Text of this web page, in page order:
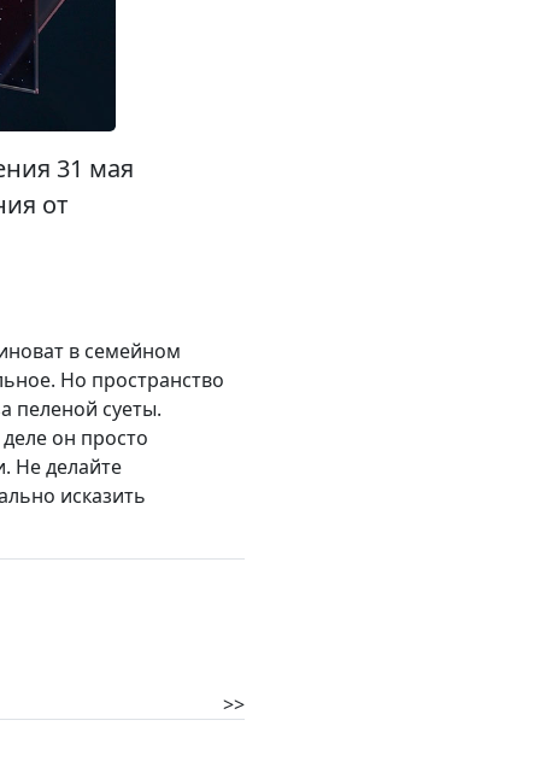
31 мая
от
в семейном
Но пространство
пеленой суеты.
он просто
Не делайте
исказить
>>